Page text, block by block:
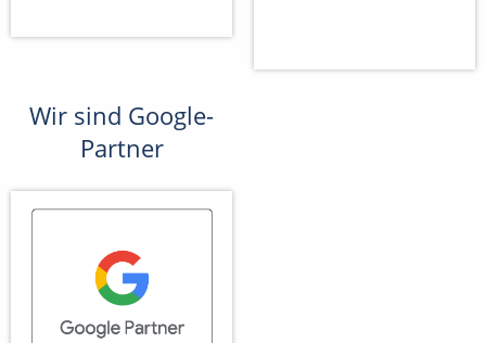
Wir sind Google-
Partner